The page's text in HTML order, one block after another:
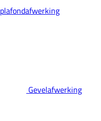
Gevelafwerking